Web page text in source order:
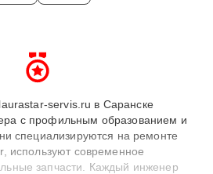
servis.ru в Саранске
с профильным образованием и
специализируются на ремонте
используют современное
запчасти. Каждый инженер